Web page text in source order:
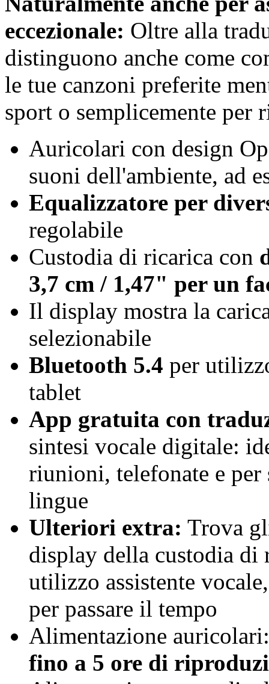
eccezionale: Oltre alla
distinguono anche come
le tue canzoni preferite
sport o semplicemente per
Auricolari con design
suoni dell'ambiente, ad
Equalizzatore per
regolabile
Custodia di ricarica con
3,7 cm / 1,47" per un
Il display mostra la
selezionabile
Bluetooth 5.4 per
tablet
App gratuita con
sintesi vocale digitale:
riunioni, telefonate e
lingue
Ulteriori extra: Trova
display della custodia di
utilizzo assistente
per passare il tempo
Alimentazione
fino a 5 ore di